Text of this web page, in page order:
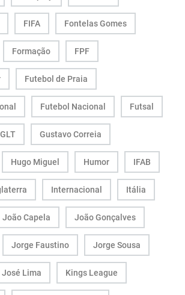
FIFA Fontelas Gomes
Formação FPF
Futebol de Praia
Futebol Nacional Futsal
GLT Gustavo Correia
Hugo Miguel Humor IFAB
Internacional Itália
João Capela João Gonçalves
Jorge Faustino Jorge Sousa
José Lima Kings League